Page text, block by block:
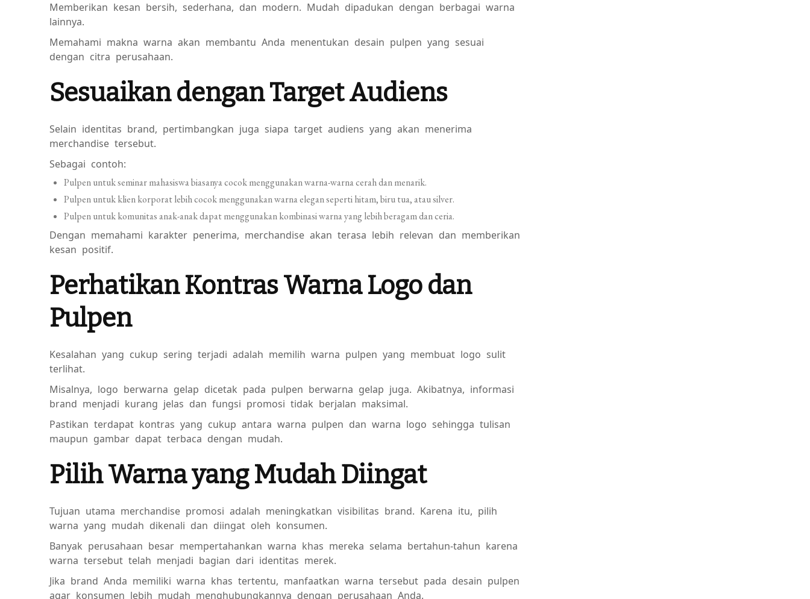
Memberikan kesan bersih, sederhana, dan modern. Mudah dipadukan dengan berbagai warna
lainnya.
Memahami makna warna akan membantu Anda menentukan desain pulpen yang sesuai
dengan citra perusahaan.
Sesuaikan dengan Target Audiens
Selain identitas brand, pertimbangkan juga siapa target audiens yang akan menerima
merchandise tersebut.
Sebagai contoh:
Pulpen untuk seminar mahasiswa biasanya cocok menggunakan warna-warna cerah dan menarik.
Pulpen untuk klien korporat lebih cocok menggunakan warna elegan seperti hitam, biru tua, atau silver.
Pulpen untuk komunitas anak-anak dapat menggunakan kombinasi warna yang lebih beragam dan ceria.
Dengan memahami karakter penerima, merchandise akan terasa lebih relevan dan memberikan
kesan positif.
Perhatikan Kontras Warna Logo dan
Pulpen
Kesalahan yang cukup sering terjadi adalah memilih warna pulpen yang membuat logo sulit
terlihat.
Misalnya, logo berwarna gelap dicetak pada pulpen berwarna gelap juga. Akibatnya, informasi
brand menjadi kurang jelas dan fungsi promosi tidak berjalan maksimal.
Pastikan terdapat kontras yang cukup antara warna pulpen dan warna logo sehingga tulisan
maupun gambar dapat terbaca dengan mudah.
Pilih Warna yang Mudah Diingat
Tujuan utama merchandise promosi adalah meningkatkan visibilitas brand. Karena itu, pilih
warna yang mudah dikenali dan diingat oleh konsumen.
Banyak perusahaan besar mempertahankan warna khas mereka selama bertahun-tahun karena
warna tersebut telah menjadi bagian dari identitas merek.
Jika brand Anda memiliki warna khas tertentu, manfaatkan warna tersebut pada desain pulpen
agar konsumen lebih mudah menghubungkannya dengan perusahaan Anda.